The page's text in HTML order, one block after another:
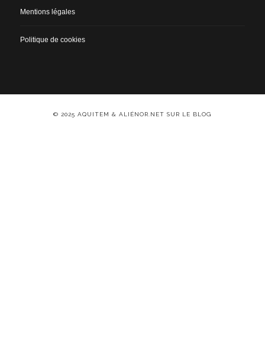
Mentions légales
Politique de cookies
© 2025 AQUITEM & ALIÉNOR.NET SUR LE BLOG